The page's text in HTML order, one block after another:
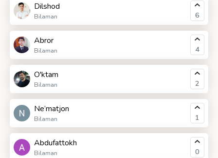
Dilshod
Bilaman 6
Abror
Bilaman 4
O'ktam
Bilaman 2
Ne’matjon
Bilaman 1
Abdufattokh
Bilaman 0